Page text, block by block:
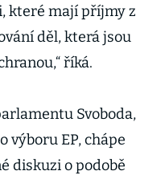
které mají příjmy z
děl, která jsou
říká.
Svoboda,
výboru EP, chápe
diskuzi o podobě